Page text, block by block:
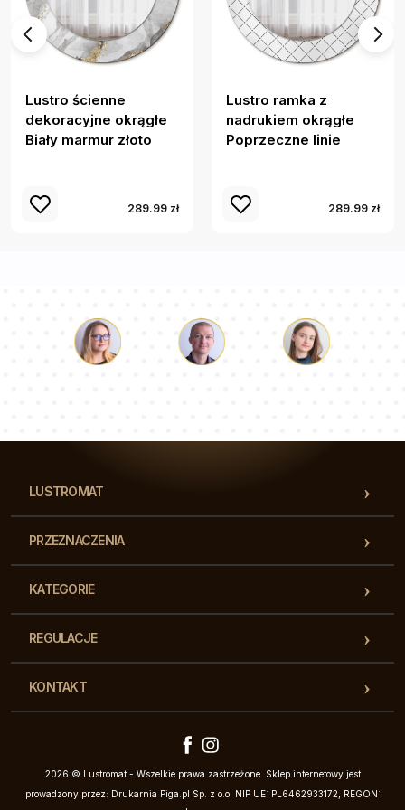
Lustro ścienne
dekoracyjne okrągłe
Biały marmur złoto
289.99 zł
Lustro ramka z
nadrukiem okrągłe
Poprzeczne linie
289.99 zł
LUSTROMAT
PRZEZNACZENIA
KATEGORIE
REGULACJE
KONTAKT
2026 © Lustromat - Wszelkie prawa zastrzeżone. Sklep internetowy jest
prowadzony przez: Drukarnia Piga.pl Sp. z o.o. NIP UE: PL6462933172, REGON: